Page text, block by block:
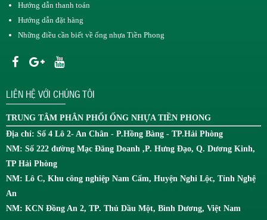
Hướng dẫn thanh toán
Hướng dẫn đặt hàng
Những điều cần biết về ống nhựa Tiền Phong
LIÊN HỆ VỚI CHÚNG TÔI
TRUNG TÂM PHÂN PHỐI ỐNG NHỰA TIỀN PHONG
Địa chỉ: Số 4 Lô 2- An Chân - P.Hồng Bàng - TP.Hải Phòng
NM: Số 222 đường Mạc Đăng Doanh ,P. Hưng Đạo, Q. Dương Kinh,
TP Hải Phòng
NM: Lô C, Khu công nghiệp Nam Cấm, Huyện Nghi Lộc, Tỉnh Nghệ
An
NM: KCN Đồng An 2, TP. Thủ Dầu Một, Bình Dương, Việt Nam